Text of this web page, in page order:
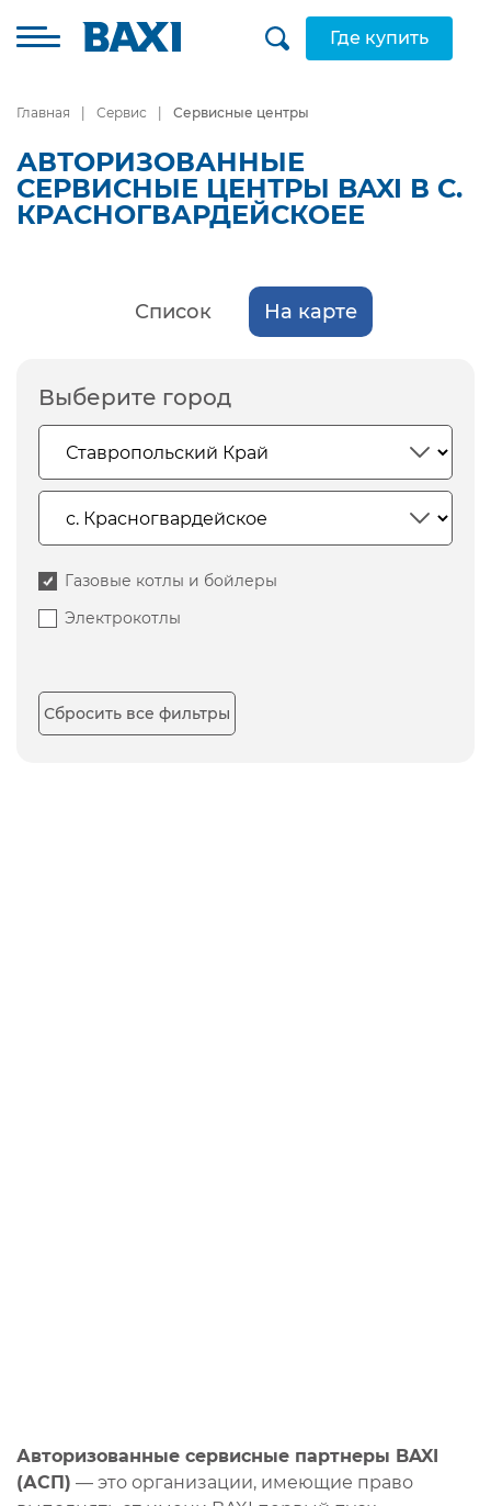
Где купить
Главная Сервис Сервисные центры
АВТОРИЗОВАННЫЕ
СЕРВИСНЫЕ ЦЕНТРЫ BAXI В С.
КРАСНОГВАРДЕЙСКОЕЕ
Список На карте
Выберите город
Газовые котлы и бойлеры
Электрокотлы
Сбросить все фильтры
Авторизованные сервисные партнеры BAXI
(АСП) — это организации, имеющие право